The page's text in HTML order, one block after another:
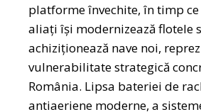
platforme învechite, în timp ce
aliaţi îşi modernizează flotele
achiziţionează nave noi,
vulnerabilitate strategică
România. Lipsa bateriei de
antiaeriene moderne, a